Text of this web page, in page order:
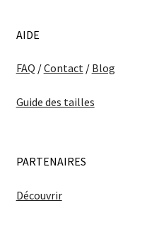
AIDE
FAQ /Contact/ Blog
Guide des tailles
PARTENAIRES
Découvrir